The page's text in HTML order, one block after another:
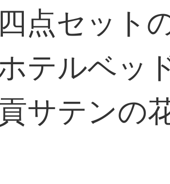
点セット
テルベッ
サテンの